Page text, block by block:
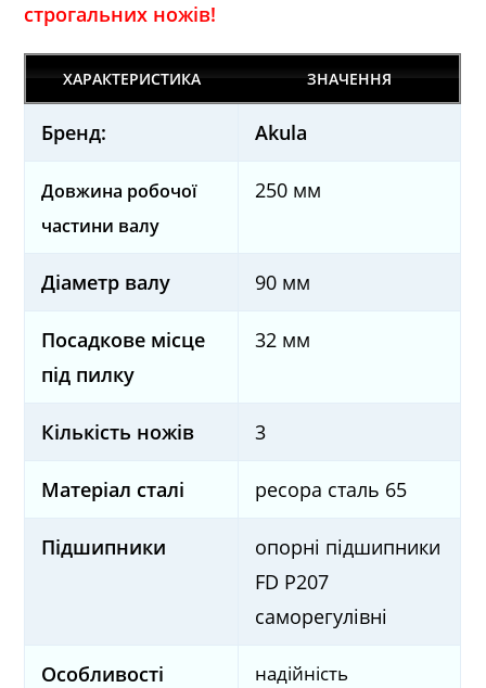
строгальних ножів!
ХАРАКТЕРИСТИКА ЗНАЧЕННЯ
Бренд: Akula
Довжина робочої
частини валу
250 мм
Діаметр валу 90 мм
Посадкове місце
під пилку
32 мм
Кількість ножів 3
Матеріал сталі ресора сталь 65
Підшипники
опорні підшипники
FD P207
саморегулівні
Особливості
надійність